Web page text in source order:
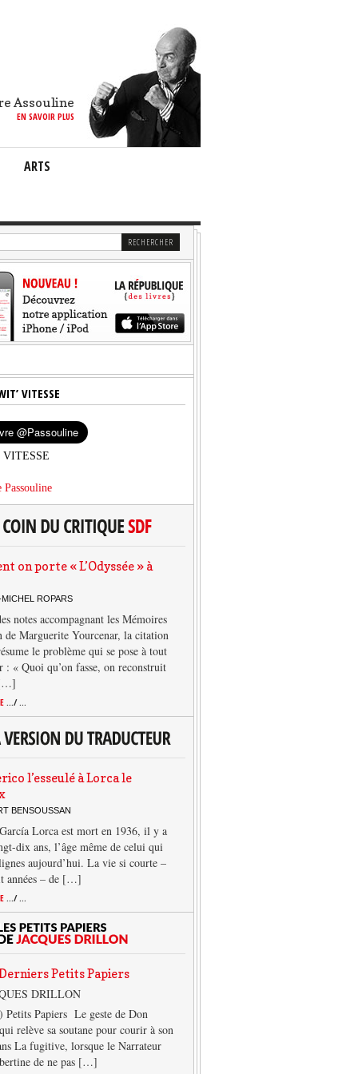
Assouline
EN SAVOIR PLUS
ARTS
VITESSE
VITESSE
Passouline
on porte « L’Odyssée » à
ROPARS
notes accompagnant les Mémoires
de Marguerite Yourcenar, la citation
le problème qui se pose à tout
: « Quoi qu’on fasse, on reconstruit
.../ ...
l’esseulé à Lorca le
BENSOUSSAN
Lorca est mort en 1936, il y a
dix ans, l’âge même de celui qui
aujourd’hui. La vie si courte –
années – de […]
.../ ...
Petits Papiers
DRILLON
Petits Papiers Le geste de Don
relève sa soutane pour courir à son
La fugitive, lorsque le Narrateur
de ne pas […]